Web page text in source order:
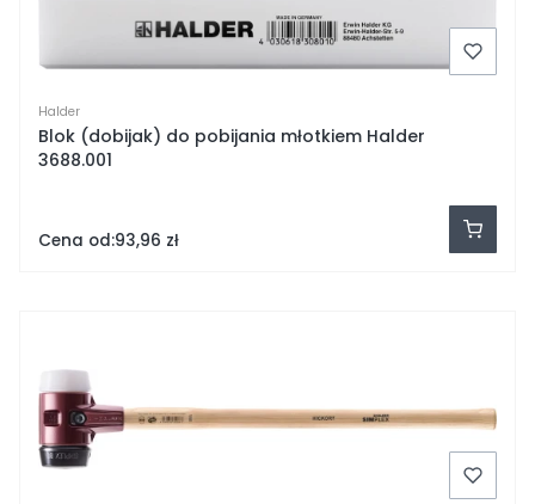
Halder
Blok (dobijak) do pobijania młotkiem Halder
3688.001
Cena od:93,96 zł